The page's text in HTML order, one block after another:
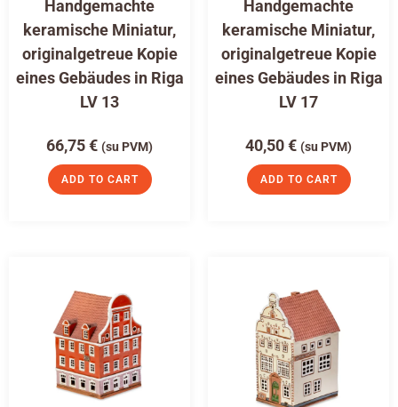
Handgemachte
keramische Miniatur,
originalgetreue Kopie
eines Gebäudes in Riga
LV 13
66,75€ (su PVM)
ADD TO CART
Handgemachte
keramische Miniatur,
originalgetreue Kopie
eines Gebäudes in Riga
LV 17
40,50€ (su PVM)
ADD TO CART